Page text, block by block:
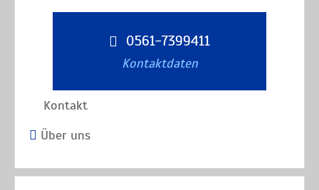
0561-7399411
Kontaktdaten
Kontakt
Über uns